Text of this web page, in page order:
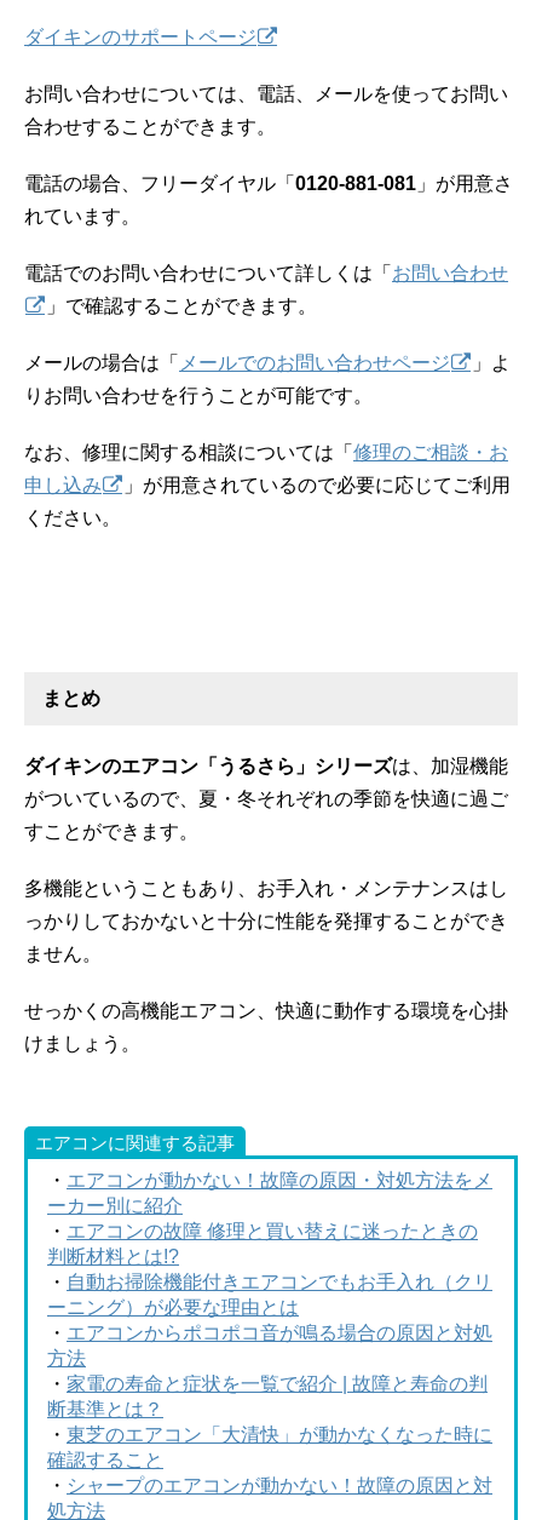
ダイキンのサポートページ
お問い合わせについては、電話、メールを使ってお問い
合わせすることができます。
電話の場合、フリーダイヤル「 0120-881-081 」が用意さ
れています。
電話でのお問い合わせについて詳しくは「 お問い合わせ
」で確認することができます。
メールの場合は「 メールでのお問い合わせページ
」よ
りお問い合わせを行うことが可能です。
なお、修理に関する相談については「 修理のご相談・お
申し込み
」が用意されているので必要に応じてご利用
ください。
まとめ
ダイキンのエアコン「うるさら」シリーズは、加湿機能
がついているので、夏・冬それぞれの季節を快適に過ご
すことができます。
多機能ということもあり、お手入れ・メンテナンスはし
っかりしておかないと十分に性能を発揮することができ
ません。
せっかくの高機能エアコン、快適に動作する環境を心掛
けましょう。
エアコンに関連する記事
・ エアコンが動かない！故障の原因・対処方法をメ
ーカー別に紹介
・ エアコンの故障 修理と買い替えに迷ったときの
判断材料とは!?
・ 自動お掃除機能付きエアコンでもお手入れ（クリ
ーニング）が必要な理由とは
・ エアコンからポコポコ音が鳴る場合の原因と対処
方法
・ 家電の寿命と症状を一覧で紹介 | 故障と寿命の判
断基準とは？
・ 東芝のエアコン「大清快」が動かなくなった時に
確認すること
・ シャープのエアコンが動かない！故障の原因と対
処方法